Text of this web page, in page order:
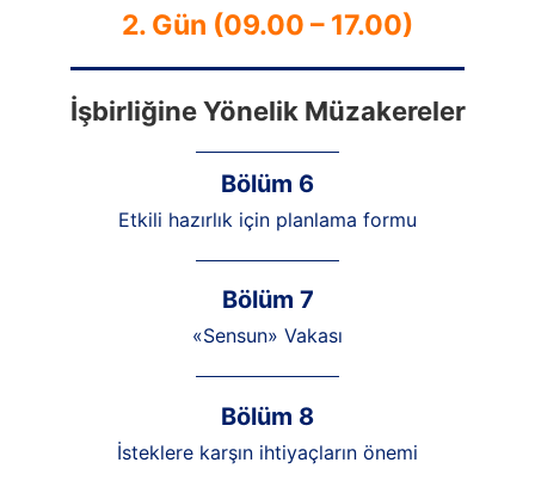
2. Gün (09.00 – 17.00)
İşbirliğine Yönelik Müzakereler
Bölüm 6
Etkili hazırlık için planlama formu
Bölüm 7
«Sensun» Vakası
Bölüm 8
İsteklere karşın ihtiyaçların önemi